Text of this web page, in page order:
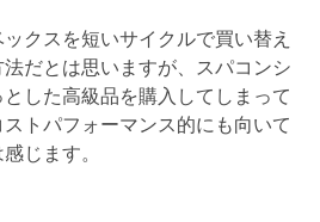
クスを短いサイクルで買い替え
だとは思いますが、スパコンシ
した高級品を購入してしまって
トパフォーマンス的にも向いて
じます。